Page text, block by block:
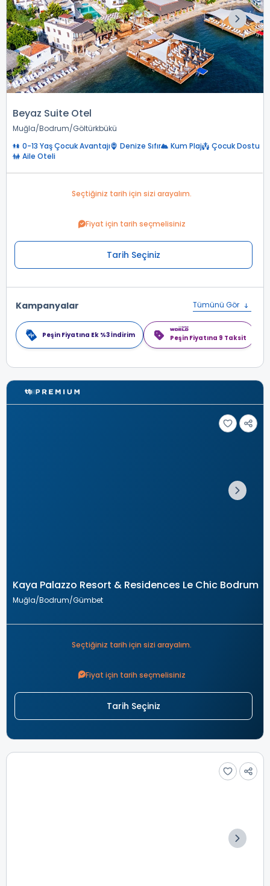
Beyaz Suite Otel
Muğla Bodrum Göltürkbükü
0-13 Yaş Çocuk Avantajı
Denize Sıfır Kum Plaj
Çocuk Dostu
Aile Oteli
Seçtiğiniz tarih için sizi arayalım.
Fiyat için tarih seçmelisiniz
Tarih Seçiniz
Kampanyalar Tümünü Gör
Peşin Fiyatına Ek %3 İndirim Peşin Fiyatına 9 Taksit
Kaya Palazzo Resort & Residences Le Chic Bodrum
Muğla Bodrum Gümbet
Seçtiğiniz tarih için sizi arayalım.
Fiyat için tarih seçmelisiniz
Tarih Seçiniz